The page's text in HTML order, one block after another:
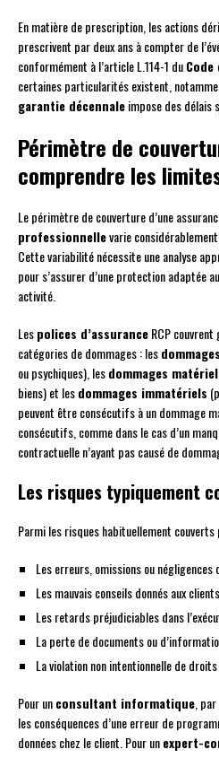
En matière de prescription, les actions
prescrivent par deux ans à compter de
conformément à l’article L.114-1 du
certaines particularités existent,
garantie décennaleimpose des délais
Périmètre de
comprendre les
Le périmètre de couverture d’une
professionnellevarie
Cette variabilité nécessite une analyse
pour s’assurer d’une protection adaptée
activité.
Lespolices d’assuranceRCP
catégories de dommages : les
ou psychiques), lesdommages
biens) et lesdommages immatériels
peuvent être consécutifs à un dommage
consécutifs, comme dans le cas d’un
contractuelle n’ayant pas causé de
Les risques typiquement
Parmi les risques habituellement couverts
Les erreurs, omissions ou
Les mauvais conseils donnés aux clients
Les retards préjudiciables dans
La perte de documents ou
La violation non intentionnelle de
Pour unconsultant informatique,
les conséquences d’une erreur de
données chez le client. Pour unexpert-